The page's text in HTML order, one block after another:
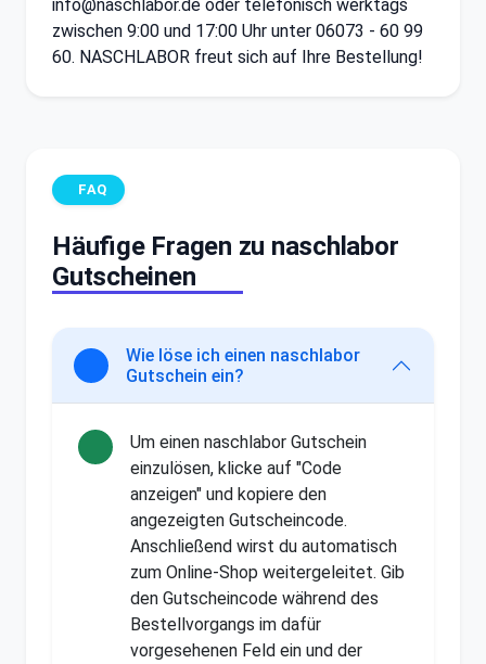
info@naschlabor.de oder telefonisch werktags
zwischen 9:00 und 17:00 Uhr unter 06073 - 60 99
60. NASCHLABOR freut sich auf Ihre Bestellung!
FAQ
Häufige Fragen zu naschlabor
Gutscheinen
Wie löse ich einen naschlabor
Gutschein ein?
Um einen naschlabor Gutschein
einzulösen, klicke auf "Code
anzeigen" und kopiere den
angezeigten Gutscheincode.
Anschließend wirst du automatisch
zum Online-Shop weitergeleitet. Gib
den Gutscheincode während des
Bestellvorgangs im dafür
vorgesehenen Feld ein und der